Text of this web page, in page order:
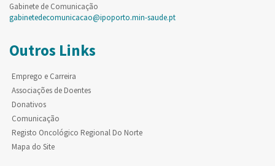
Gabinete de Comunicação
gabinetedecomunicacao@ipoporto.min-saude.pt
Outros Links
Emprego e Carreira
Associações de Doentes
Donativos
Comunicação
Registo Oncológico Regional Do Norte
Mapa do Site